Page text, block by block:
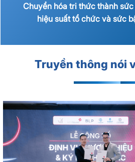
Chuyển hóa tri thức thành
hiệu suất tổ chức và sức
Truyền thông nói